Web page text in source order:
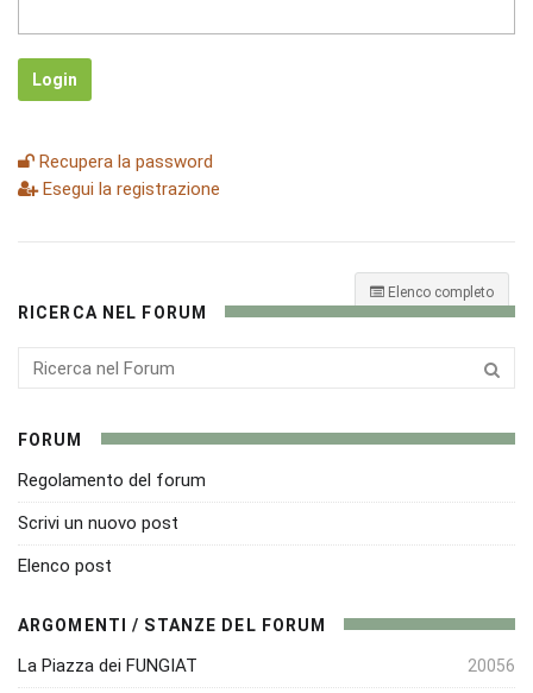
Login
Recupera la password
Esegui la registrazione
Elenco completo
RICERCA NEL FORUM
FORUM
Regolamento del forum
Scrivi un nuovo post
Elenco post
ARGOMENTI / STANZE DEL FORUM
La Piazza dei FUNGIAT 20056